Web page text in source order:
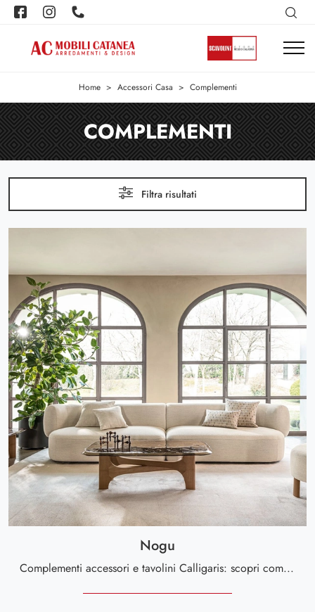
Home > Accessori Casa > Complementi
COMPLEMENTI
Filtra risultati
Nogu
Complementi accessori e tavolini Calligaris: scopri come arricchire i tuoi spazi design con il modello Nogu.